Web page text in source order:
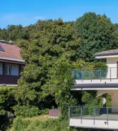
all’aperto. La
riscaldata con
attrezzato; è
seconda piscina a
giardino e
mq ospita quattro
comodità di